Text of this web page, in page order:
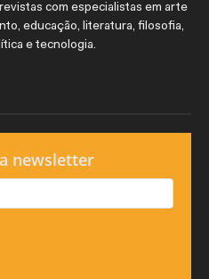
com especialistas em arte
educação, literatura, filosofia,
e tecnologia.
newsletter